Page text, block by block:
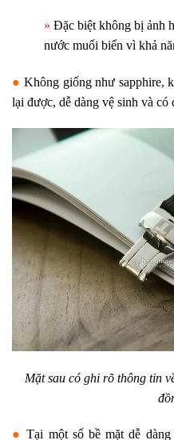
» Đặc biệt không bị ảnh
nước muối biển vì khả
● Không giống như sapphire,
lại được, dễ dàng vệ sinh và có
Mặt sau có ghi rõ thông tin
● Tại một số bề mặt dễ